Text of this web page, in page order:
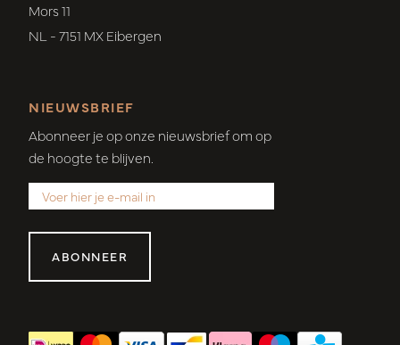
Mors 11
NL - 7151 MX Eibergen
NIEUWSBRIEF
Abonneer je op onze nieuwsbrief om op
de hoogte te blijven.
ABONNEER